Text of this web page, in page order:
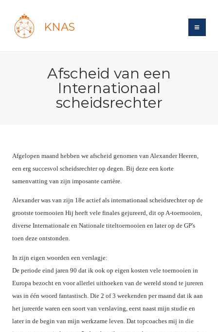
KNAS
Forums
Maandelijks archief
Evenement
Website
Gebruiksvoorwaarden
Handleiding
Historie
Reglementen
Ledencijfers
Sponsors en Partners
Organisatie
Commissies
Ereleden
Leden van Verdiensten
Vacatures
Recreatiesport
Veteranen
Wedstrijdsport
Reglementen
Materiaal
Rolstoelschermen
Nieuws
Oranje
FBT
SBT
Talentontwikkeling
Atletencommissie
Internationale Titeltoernooien
Spreekbeurtpakket
Ouders en vereniging
Jeugdkampen
Brassardsysteem
Voor coaches en leraren
Nationale opleidingen
Internationale opleidingen
Forums
Schermforum
Nieuws
Zoek Vereniging
NK organiseren
Afscheid van een
Internationaal
scheidsrechter
Afgelopen maand hebben we afscheid genomen van Alexander Heeren,
een erg succesvol scheidsrechter op degen. Bij deze een korte
samenvatting van zijn imposante carrière.
Alexander was van zijn 18e actief als internationaal scheidsrechter op de
grootste toernooien Hij heeft vele finales gejureerd, dit op A-toernooien,
diverse Internationale en Nationale titeltoernooien en later op de GP's
toen deze ontstonden.
In zijn eigen woorden een verslagje:
De periode eind jaren 90 dat ik ook op eigen kosten vele toernooien in
Europa bezocht en voor allerlei uithoeken van de wereld stond te jureren
was in één woord fantastisch. Die 2 of 3 weekenden per maand dat ik aan
het jureerde waren een soort van verslaving, eerst naast mijn studie en
later in de begin van mijn werkzame leven. Dat topcoaches mij in die